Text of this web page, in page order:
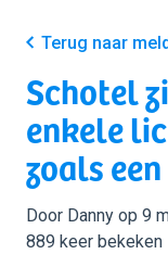
Terug naar
Schotel
enkele
zoals
Door Danny op 9
889 keer bekeken